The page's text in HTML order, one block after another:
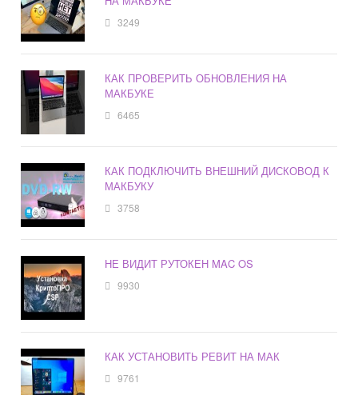
3249
КАК ПРОВЕРИТЬ ОБНОВЛЕНИЯ НА
МАКБУКЕ
6465
КАК ПОДКЛЮЧИТЬ ВНЕШНИЙ ДИСКОВОД К
МАКБУКУ
3758
НЕ ВИДИТ РУТОКЕН MAC OS
9930
КАК УСТАНОВИТЬ РЕВИТ НА МАК
9761